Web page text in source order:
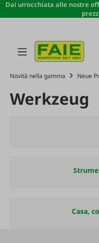
Passa al contenuto
Dai un'occhiata alle nostre
Novità nella gamma Neue
Werkzeug
Casa,